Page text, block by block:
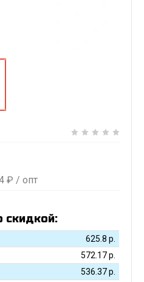
₽ / опт
скидкой:
625.8 р.
572.17р.
536.37р.